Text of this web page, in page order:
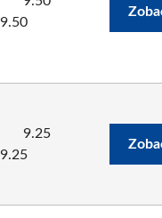
9.50
9.25
9.25